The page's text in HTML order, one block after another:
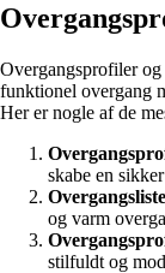
Overgangsprofiler
funktionel overgang
Her er nogle af de
skabe en
og varm
stilfuldt og